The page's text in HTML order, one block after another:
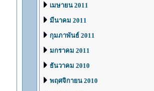
เมษายน 2011
มีนาคม 2011
กุมภาพันธ์ 2011
มกราคม 2011
ธันวาคม 2010
พฤศจิกายน 2010